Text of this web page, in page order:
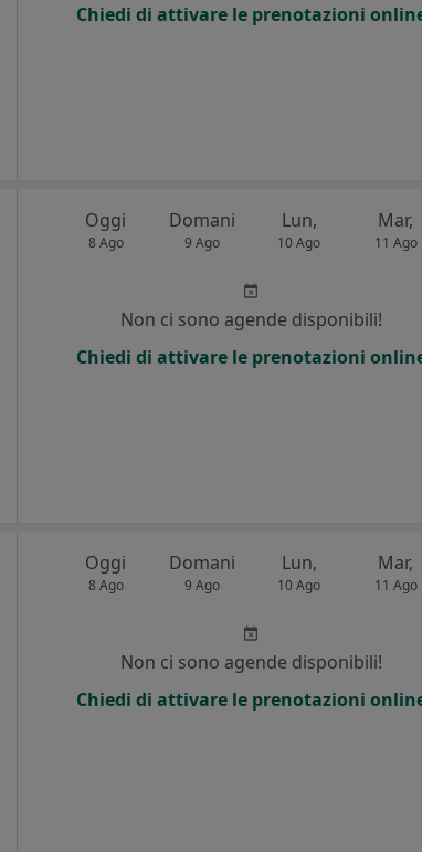
Chiedi di attivare le prenotazioni
Oggi
8 Ago
Domani
9 Ago
Lun,
10 Ago
Mar,
11 Ago
Non ci sono agende disponibili!
Chiedi di attivare le prenotazioni
Oggi
8 Ago
Domani
9 Ago
Lun,
10 Ago
Mar,
11 Ago
Non ci sono agende disponibili!
Chiedi di attivare le prenotazioni